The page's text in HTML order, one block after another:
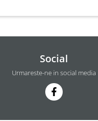
Social
Urmareste-ne in social media